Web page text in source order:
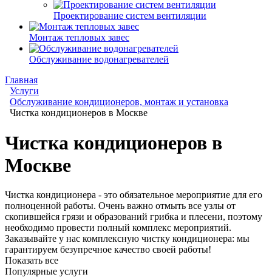
Проектирование систем вентиляции
Монтаж тепловых завес
Обслуживание водонагревателей
Главная
Услуги
Обслуживание кондиционеров, монтаж и установка
Чистка кондиционеров в Москве
Чистка кондиционеров в
Москве
Чистка кондиционера - это обязательное мероприятие для его
полноценной работы. Очень важно отмыть все узлы от
скопившейся грязи и образований грибка и плесени, поэтому
необходимо провести полный комплекс мероприятий.
Заказывайте у нас комплексную чистку кондиционера: мы
гарантируем безупречное качество своей работы!
Показать все
Популярные услуги